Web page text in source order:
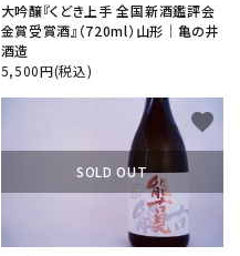
大吟醸『くどき上手 全国新酒鑑評会
金賞受賞酒』（720ml）山形│亀の井
酒造
5,500円(税込)
SOLD OUT
favorite